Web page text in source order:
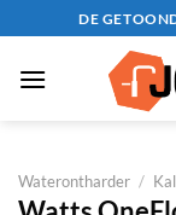
naar
inhoud
DE
Waterontharder /